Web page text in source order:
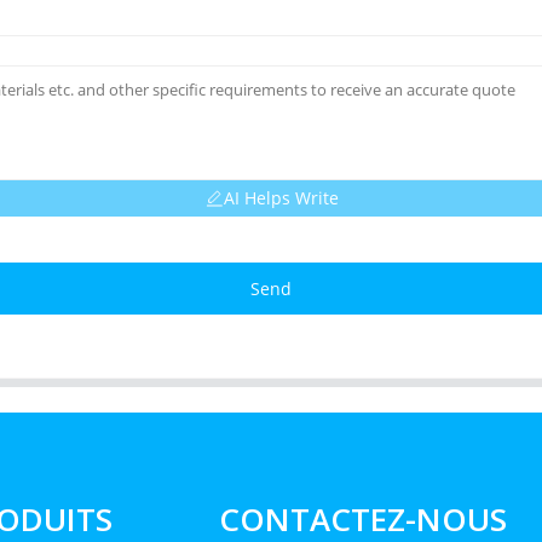
AI Helps Write
Send
CONTACTEZ-NOUS